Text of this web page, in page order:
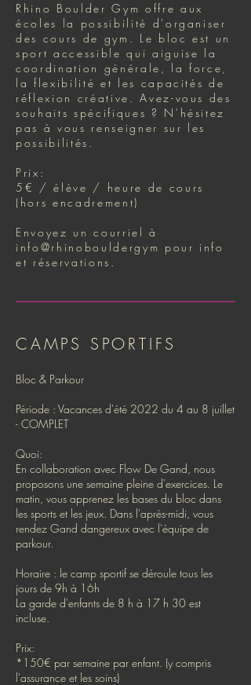
Rhino Boulder Gym offre aux
écoles la possibilité d'organiser
des cours de gym. Le bloc est un
sport accessible qui aiguise la
coordination générale, la force,
la flexibilité et les capacités de
réflexion créative. Avez-vous des
souhaits spécifiques ? N'hésitez
pas à vous renseigner sur les
possibilités.
Prix:
5€ / élève / heure de cours
(hors encadrement)
Envoyez un courriel à
info@rhinobouldergym pour info
et réservations.
CAMPS SPORTIFS
Bloc & Parkour
Période : Vacances d'été 2022 du 4 au 8 juillet
- COMPLET
Quoi:
En collaboration avec Flow De Gand, nous
proposons une semaine pleine d'exercices. Le
matin, vous apprenez les bases du bloc dans
les sports et les jeux. Dans l'après-midi, vous
rendez Gand dangereux avec l'équipe de
parkour.
Horaire : le camp sportif se déroule tous les
jours de 9h à 16h
La garde d'enfants de 8 h à 17 h 30 est
incluse.
Prix:
*150€ par semaine par enfant. (y compris
l'assurance et les soins)